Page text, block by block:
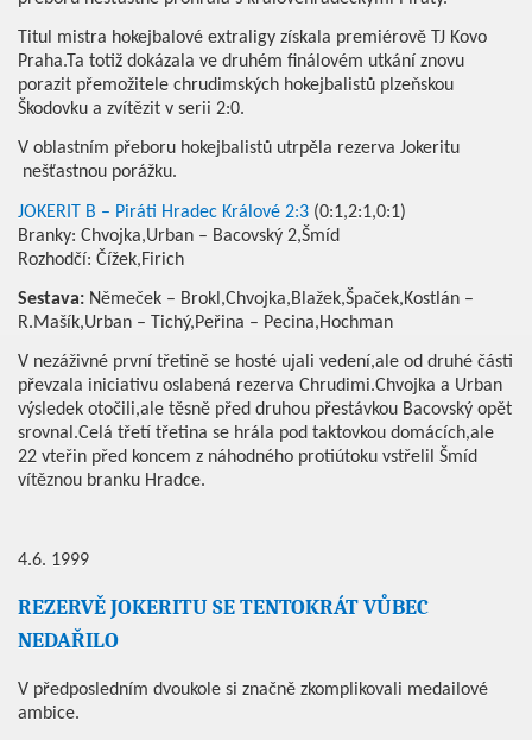
Titul mistra hokejbalové extraligy získala premiérově TJ Kovo
Praha.Ta totiž dokázala ve druhém finálovém utkání znovu
porazit přemožitele chrudimských hokejbalistů plzeňskou
Škodovku a zvítězit v serii 2:0.
V oblastním přeboru hokejbalistů utrpěla rezerva Jokeritu
nešťastnou porážku.
JOKERIT B – Piráti Hradec Králové 2:3 (0:1,2:1,0:1)
Branky: Chvojka,Urban – Bacovský 2,Šmíd
Rozhodčí: Čížek,Firich
Sestava: Němeček – Brokl,Chvojka,Blažek,Špaček,Kostlán –
R.Mašík,Urban – Tichý,Peřina – Pecina,Hochman
V nezáživné první třetině se hosté ujali vedení,ale od druhé části
převzala iniciativu oslabená rezerva Chrudimi.Chvojka a Urban
výsledek otočili,ale těsně před druhou přestávkou Bacovský opět
srovnal.Celá třetí třetina se hrála pod taktovkou domácích,ale
22 vteřin před koncem z náhodného protiútoku vstřelil Šmíd
vítěznou branku Hradce.
4.6. 1999
REZERVĚ JOKERITU SE TENTOKRÁT VŮBEC
NEDAŘILO
V předposledním dvoukole si značně zkomplikovali medailové
ambice.